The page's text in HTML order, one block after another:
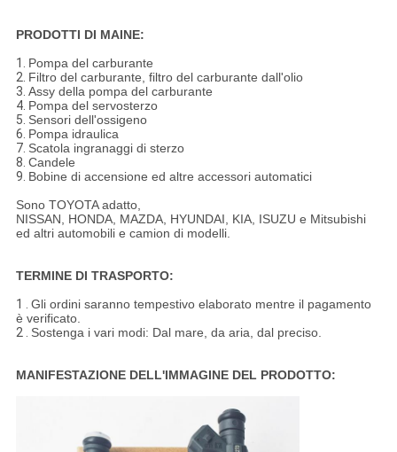
PRODOTTI DI MAINE:
1. Pompa del carburante
2. Filtro del carburante, filtro del carburante dall'olio
3. Assy della pompa del carburante
4. Pompa del servosterzo
5. Sensori dell'ossigeno
6. Pompa idraulica
7. Scatola ingranaggi di sterzo
8. Candele
9. Bobine di accensione ed altre accessori automatici
Sono TOYOTA adatto,
NISSAN, HONDA, MAZDA, HYUNDAI, KIA, ISUZU e Mitsubishi
ed altri automobili e camion di modelli.
TERMINE DI TRASPORTO:
1 . Gli ordini saranno tempestivo elaborato mentre il pagamento
è verificato.
2 . Sostenga i vari modi: Dal mare, da aria, dal preciso.
MANIFESTAZIONE DELL'IMMAGINE DEL PRODOTTO: